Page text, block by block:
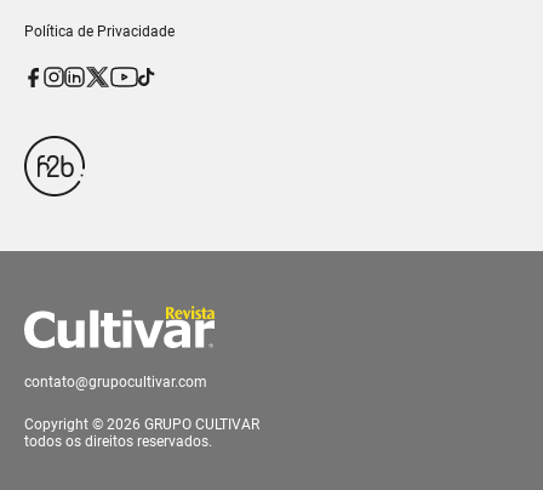
Política de Privacidade
contato@grupocultivar.com
Copyright © 2026 GRUPO CULTIVAR
todos os direitos reservados.